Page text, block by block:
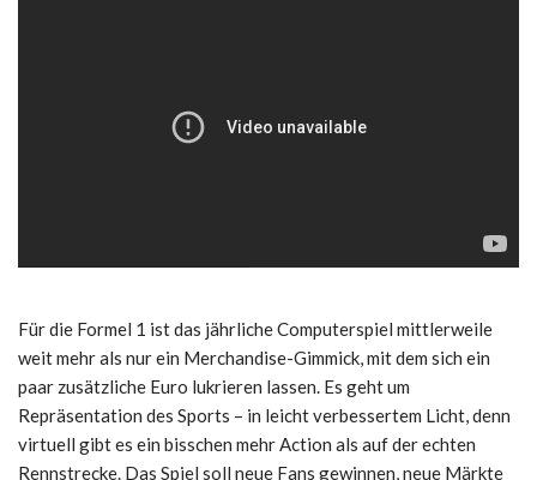
Für die Formel 1 ist das jährliche Computerspiel mittlerweile
weit mehr als nur ein Merchandise-Gimmick, mit dem sich ein
paar zusätzliche Euro lukrieren lassen. Es geht um
Repräsentation des Sports – in leicht verbessertem Licht, denn
virtuell gibt es ein bisschen mehr Action als auf der echten
Rennstrecke. Das Spiel soll neue Fans gewinnen, neue Märkte